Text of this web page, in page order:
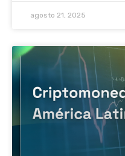
agosto 21, 2025